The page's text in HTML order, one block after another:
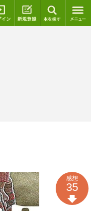
ログイン 新規登録
感想
35